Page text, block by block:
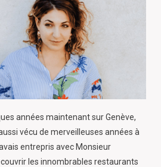
années maintenant sur Genève,
vécu de merveilleuses années à
entrepris avec Monsieur
les innombrables restaurants